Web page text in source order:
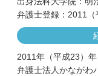
弁護士登録：2011（
2011年（平成23）年
弁護士法人かなが